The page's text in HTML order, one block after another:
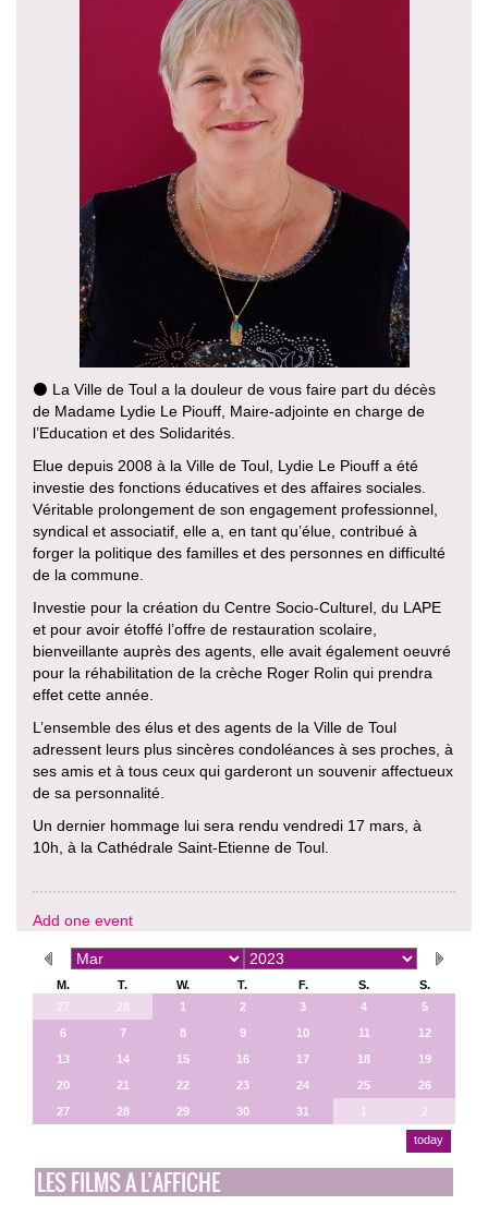
⚫️ La Ville de Toul a la douleur de vous faire part du décès
de Madame Lydie Le Piouff, Maire-adjointe en charge de
l’Education et des Solidarités.
Elue depuis 2008 à la Ville de Toul, Lydie Le Piouff a été
investie des fonctions éducatives et des affaires sociales.
Véritable prolongement de son engagement professionnel,
syndical et associatif, elle a, en tant qu’élue, contribué à
forger la politique des familles et des personnes en difficulté
de la commune.
Investie pour la création du Centre Socio-Culturel, du LAPE
et pour avoir étoffé l’offre de restauration scolaire,
bienveillante auprès des agents, elle avait également oeuvré
pour la réhabilitation de la crèche Roger Rolin qui prendra
effet cette année.
L’ensemble des élus et des agents de la Ville de Toul
adressent leurs plus sincères condoléances à ses proches, à
ses amis et à tous ceux qui garderont un souvenir affectueux
de sa personnalité.
Un dernier hommage lui sera rendu vendredi 17 mars, à
10h, à la Cathédrale Saint-Etienne de Toul.
Add one event
M. T. W. T. F. S.
S.
27
28 1 2 3 4
5
6
7 8 9 10 11
12
13
14 15 16 17 18
19
20
21 22 23 24 25
26
27
28 29 30 31 1 2
today
LES FILMS A L’AFFICHE